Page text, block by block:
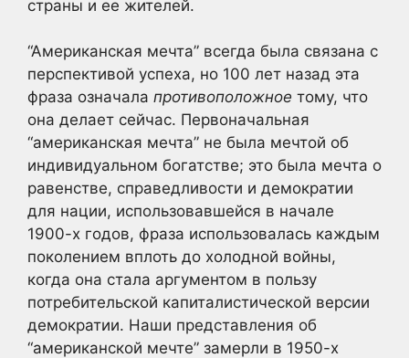
страны и ее жителей.
“Американская мечта” всегда была связана с
перспективой успеха, но 100 лет назад эта
фраза означала противоположное тому, что
она делает сейчас. Первоначальная
“американская мечта” не была мечтой об
индивидуальном богатстве; это была мечта о
равенстве, справедливости и демократии
для нации, использовавшейся в начале
1900-х годов, фраза использовалась каждым
поколением вплоть до холодной войны,
когда она стала аргументом в пользу
потребительской капиталистической версии
демократии. Наши представления об
“американской мечте” замерли в 1950-х